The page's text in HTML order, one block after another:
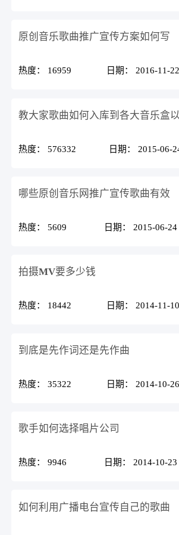
原创音乐歌曲推广宣传方案如何写
热度： 16959 日期： 2016-11-22
教大家歌曲如何入库到各大音乐盒
热度： 576332 日期： 2015-06-
哪些原创音乐网推广宣传歌曲有效
热度： 5609 日期： 2015-06-24
拍摄MV要多少钱
热度： 18442 日期： 2014-11-10
到底是先作词还是先作曲
热度： 35322 日期： 2014-10-26
歌手如何选择唱片公司
热度： 9946 日期： 2014-10-23
如何利用广播电台宣传自己的歌曲